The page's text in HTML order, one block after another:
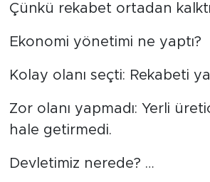
Çünkü rekabet ortadan
Ekonomi yönetimi ne yaptı?
Kolay olanı seçti: Rekabeti
Zor olanı yapmadı: Yerli
hale getirmedi.
Devletimiz nerede? …